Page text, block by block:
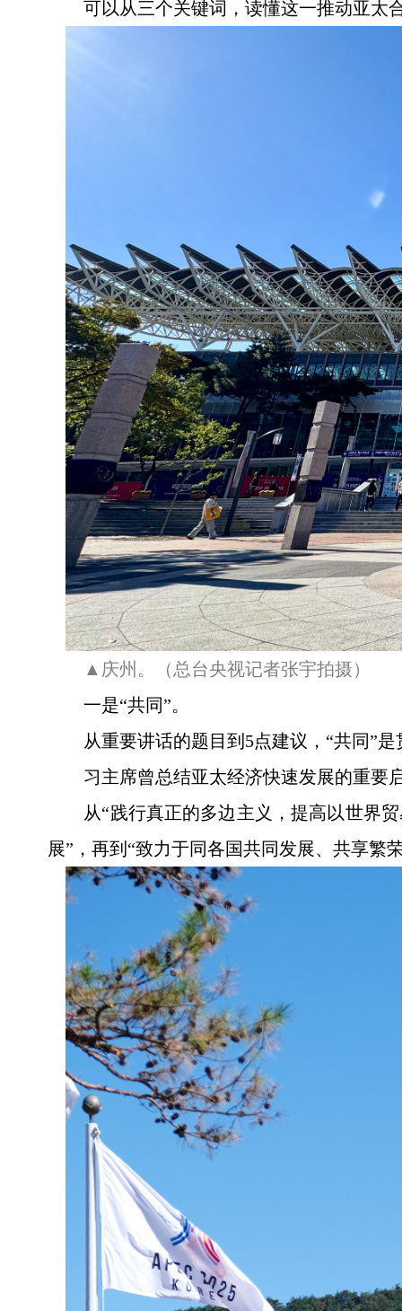
可以从三个关键词，读懂这一推动亚太
▲庆州。（总台央视记者张宇拍摄）
一是“共同”。
从重要讲话的题目到5点建议，“共同”
习主席曾总结亚太经济快速发展的重要
从“践行真正的多边主义，提高以世界
展”，再到“致力于同各国共同发展、共享